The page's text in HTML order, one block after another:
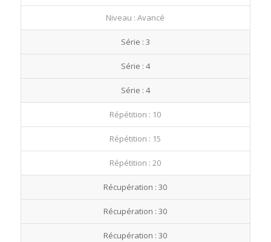
Niveau : Avancé
Série : 3
Série : 4
Série : 4
Répétition : 10
Répétition : 15
Répétition : 20
Récupération : 30
Récupération : 30
Récupération : 30